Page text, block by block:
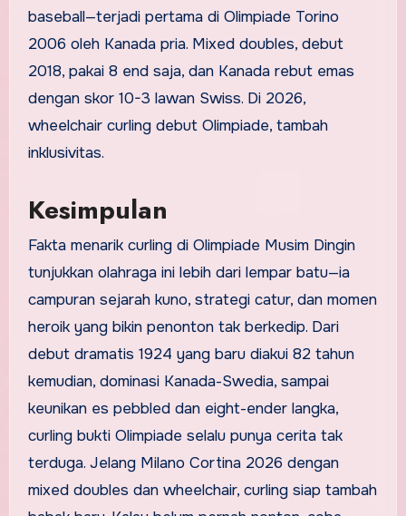
baseball—terjadi pertama di Olimpiade Torino
2006 oleh Kanada pria. Mixed doubles, debut
2018, pakai 8 end saja, dan Kanada rebut emas
dengan skor 10-3 lawan Swiss. Di 2026,
wheelchair curling debut Olimpiade, tambah
inklusivitas.
Kesimpulan
Fakta menarik curling di Olimpiade Musim Dingin
tunjukkan olahraga ini lebih dari lempar batu—ia
campuran sejarah kuno, strategi catur, dan momen
heroik yang bikin penonton tak berkedip. Dari
debut dramatis 1924 yang baru diakui 82 tahun
kemudian, dominasi Kanada-Swedia, sampai
keunikan es pebbled dan eight-ender langka,
curling bukti Olimpiade selalu punya cerita tak
terduga. Jelang Milano Cortina 2026 dengan
mixed doubles dan wheelchair, curling siap tambah